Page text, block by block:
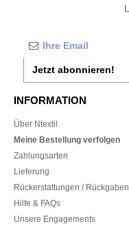
Jetzt abonnieren!
INFORMATION
Über Ntextil
Meine Bestellung verfolgen
Zahlungsarten
Lieferung
Rückerstattungen / Rückgaben
Hilfe & FAQs
Unsere Engagements